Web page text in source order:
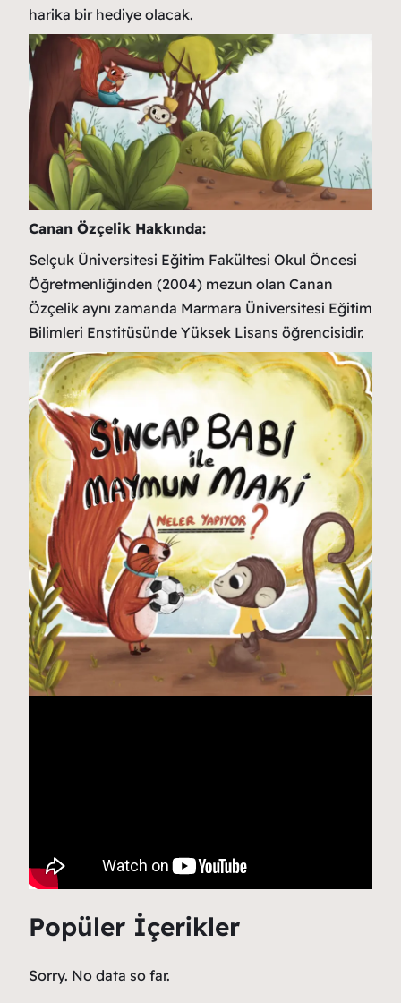
harika bir hediye olacak.
Canan Özçelik Hakkında:
Selçuk Üniversitesi Eğitim Fakültesi Okul Öncesi
Öğretmenliğinden (2004) mezun olan Canan
Özçelik aynı zamanda Marmara Üniversitesi Eğitim
Bilimleri Enstitüsünde Yüksek Lisans öğrencisidir.
Popüler İçerikler
Sorry. No data so far.